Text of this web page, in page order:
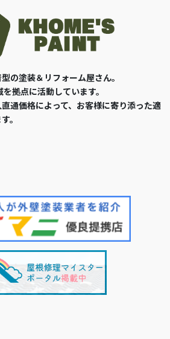
の塗装＆リフォーム屋さん。
拠点に活動しています。
通価格によって、お客様に寄り添った適
。